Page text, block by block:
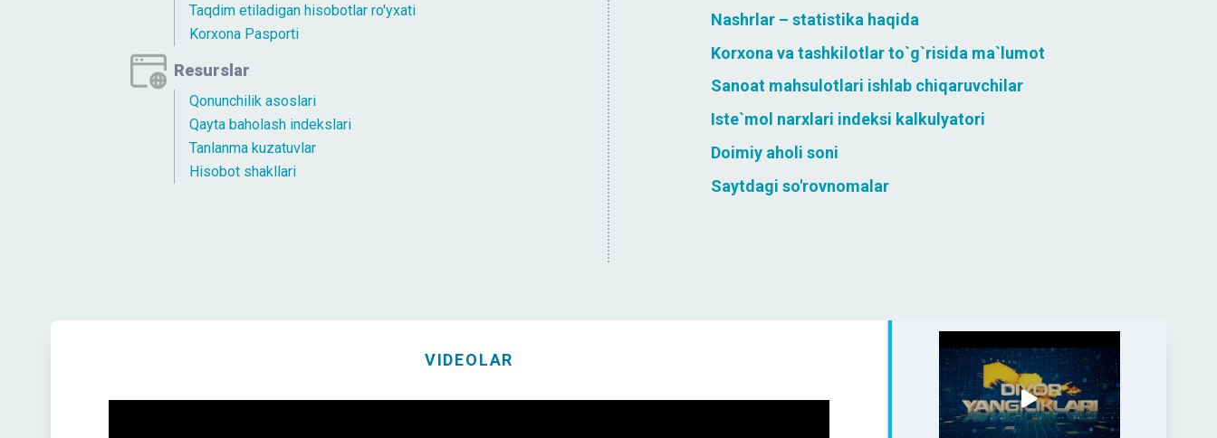
Taqdim etiladigan hisobotlar ro'yxati
Korxona Pasporti
Resurslar
Qonunchilik asoslari
Qayta baholash indekslari
Tanlanma kuzatuvlar
Hisobot shakllari
Nashrlar – statistika haqida
Korxona va tashkilotlar to`g`risida ma`lumot
Sanoat mahsulotlari ishlab chiqaruvchilar
Iste`mol narxlari indeksi kalkulyatori
Doimiy aholi soni
Saytdagi so'rovnomalar
VIDEOLAR